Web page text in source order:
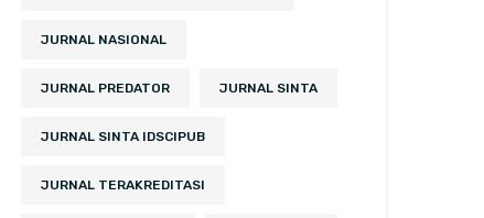
JURNAL NASIONAL
JURNAL PREDATOR JURNAL SINTA
JURNAL SINTA IDSCIPUB
JURNAL TERAKREDITASI